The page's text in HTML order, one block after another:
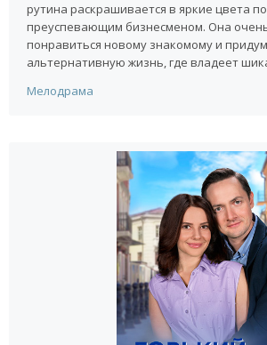
рутина раскрашивается в яркие цвета
преуспевающим бизнесменом. Она
понравиться новому знакомому и
альтернативную жизнь, где владеет
Мелодрама